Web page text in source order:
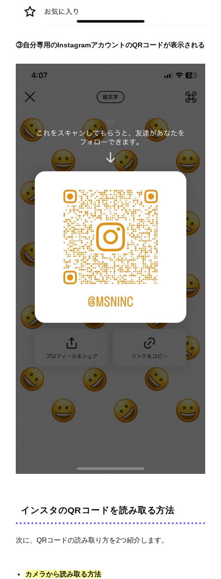
③自分専用のInstagramアカウントのQRコードが表示される
インスタのQRコードを読み取る方法
次に、QRコードの読み取り方を2つ紹介します。
カメラから読み取る方法